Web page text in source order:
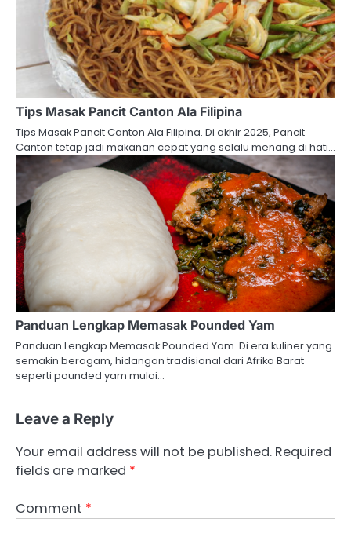
Tips Masak Pancit Canton Ala Filipina
Tips Masak Pancit Canton Ala Filipina. Di akhir 2025, Pancit
Canton tetap jadi makanan cepat yang selalu menang di hati…
Panduan Lengkap Memasak Pounded Yam
Panduan Lengkap Memasak Pounded Yam. Di era kuliner yang
semakin beragam, hidangan tradisional dari Afrika Barat
seperti pounded yam mulai…
Leave a Reply
Your email address will not be published. Required
fields are marked *
Comment *